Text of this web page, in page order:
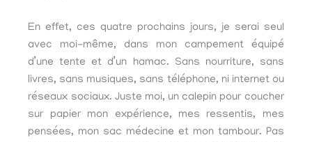
En effet, ces quatre prochains jours, je serai seul
avec moi-même, dans mon campement équipé
d’une tente et d’un hamac. Sans nourriture, sans
livres, sans musiques, sans téléphone, ni internet ou
réseaux sociaux. Juste moi, un calepin pour coucher
sur papier mon expérience, mes ressentis, mes
pensées, mon sac médecine et mon tambour. Pas